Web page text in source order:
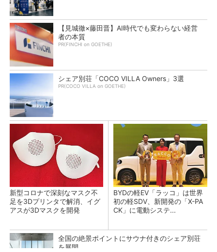
【見城徹×藤田晋】AI時代でも変わらない経営
者の本質
PR(FINCHI on GOETHE)
シェア別荘「COCO VILLA Owners」3選
PR(COCO VILLA on GOETHE)
新型コロナで深刻なマスク不
足を3Dプリンタで解消、イグ
アスが3Dマスクを開発
BYDの軽EV「ラッコ」は世界
初の軽SDV、新開発の「X-PA
CK」に電動システ...
全国の絶景ポイントにサウナ付きのシェア別荘
を展開